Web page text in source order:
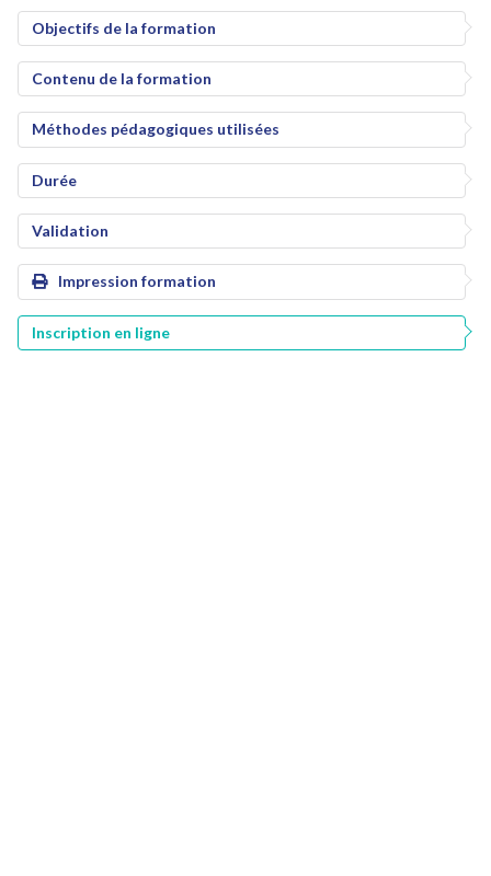
Objectifs de la formation
Contenu de la formation
Méthodes pédagogiques utilisées
Durée
Validation
Impression formation
Inscription en ligne